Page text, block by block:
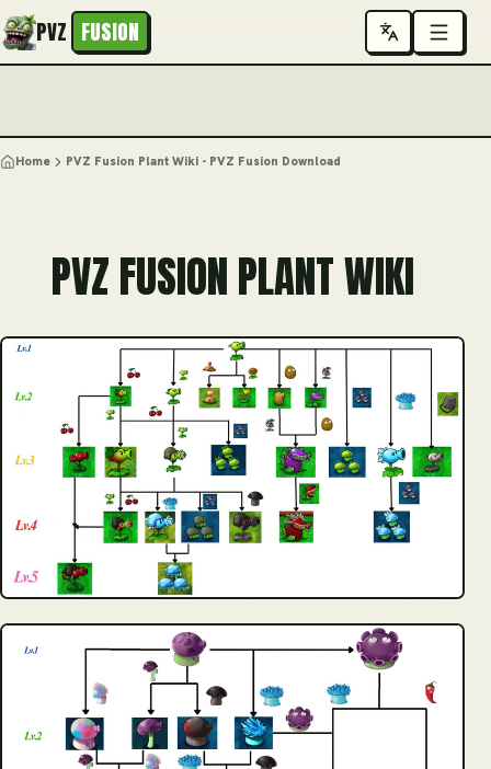
PVZ FUSION
Home PVZ Fusion Plant Wiki - PVZ Fusion Download
PVZ FUSION PLANT WIKI